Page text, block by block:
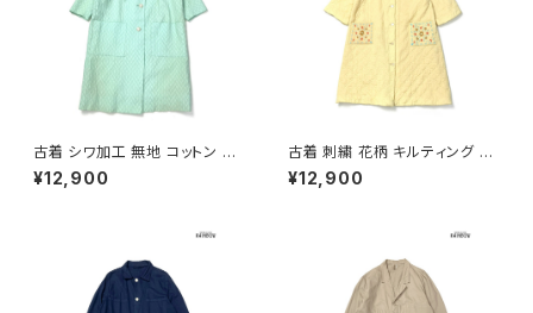
古着 シワ加工 無地 コットン 長
袖 アウター ライトコート ライト
グリーン (ttu2601077)
¥12,900
古着 刺繍 花柄 キルティング 長
袖 アウター ライトコート 黄 (ttu
2601133)
¥12,900